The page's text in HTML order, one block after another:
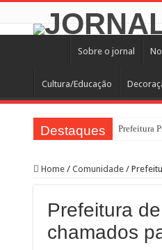
Sobre o jornal
Cultura/Educação
Destaques Prefeitura
4 novos
WST
Feira de
Home / Comunidade /
Prefeitura
chamados